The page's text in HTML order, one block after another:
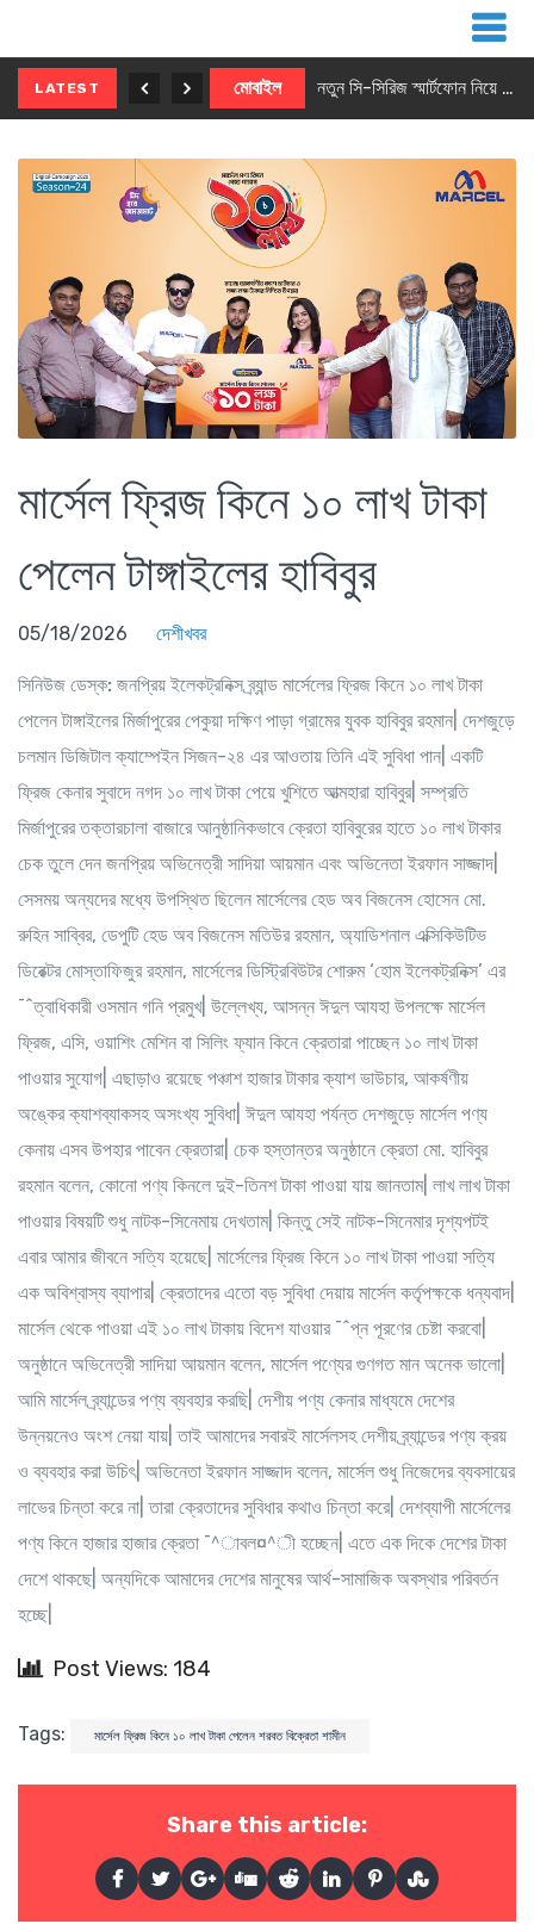
LATEST মোবাইল নতুন সি-সিরিজ স্মার্টফোন নিয়ে আসছে রিয়েলমি
মার্সেল ফ্রিজ কিনে ১০ লাখ টাকা
পেলেন টাঙ্গাইলের হাবিবুর
05/18/2026 দেশীখবর
সিনিউজ ডেস্ক: জনপ্রিয় ইলেকট্রনিক্স ব্র্যান্ড মার্সেলের ফ্রিজ কিনে ১০ লাখ টাকা
পেলেন টাঙ্গাইলের মির্জাপুরের পেকুয়া দক্ষিণ পাড়া গ্রামের যুবক হাবিবুর রহমান| দেশজুড়ে
চলমান ডিজিটাল ক্যাম্পেইন সিজন-২৪ এর আওতায় তিনি এই সুবিধা পান| একটি
ফ্রিজ কেনার সুবাদে নগদ ১০ লাখ টাকা পেয়ে খুশিতে আত্মহারা হাবিবুর| সম্প্রতি
মির্জাপুরের তক্তারচালা বাজারে আনুষ্ঠানিকভাবে ক্রেতা হাবিবুরের হাতে ১০ লাখ টাকার
চেক তুলে দেন জনপ্রিয় অভিনেত্রী সাদিয়া আয়মান এবং অভিনেতা ইরফান সাজ্জাদ|
সেসময় অন্যদের মধ্যে উপস্থিত ছিলেন মার্সেলের হেড অব বিজনেস হোসেন মো.
রুহিন সাব্বির, ডেপুটি হেড অব বিজনেস মতিউর রহমান, অ্যাডিশনাল এক্সিকিউটিভ
ডিরেক্টর মোস্তাফিজুর রহমান, মার্সেলের ডিস্ট্রিবিউটর শোরুম ‘হোম ইলেকট্রনিক্স’ এর
¯^ত্বাধিকারী ওসমান গনি প্রমুখ| উল্লেখ্য, আসন্ন ঈদুল আযহা উপলক্ষে মার্সেল
ফ্রিজ, এসি, ওয়াশিং মেশিন বা সিলিং ফ্যান কিনে ক্রেতারা পাচ্ছেন ১০ লাখ টাকা
পাওয়ার সুযোগ| এছাড়াও রয়েছে পঞ্চাশ হাজার টাকার ক্যাশ ভাউচার, আকর্ষণীয়
অঙ্কের ক্যাশব্যাকসহ অসংখ্য সুবিধা| ঈদুল আযহা পর্যন্ত দেশজুড়ে মার্সেল পণ্য
কেনায় এসব উপহার পাবেন ক্রেতারা| চেক হস্তান্তর অনুষ্ঠানে ক্রেতা মো. হাবিবুর
রহমান বলেন, কোনো পণ্য কিনলে দুই-তিনশ টাকা পাওয়া যায় জানতাম| লাখ লাখ টাকা
পাওয়ার বিষয়টি শুধু নাটক-সিনেমায় দেখতাম| কিন্তু সেই নাটক-সিনেমার দৃশ্যপটই
এবার আমার জীবনে সত্যি হয়েছে| মার্সেলের ফ্রিজ কিনে ১০ লাখ টাকা পাওয়া সত্যি
এক অবিশ্বাস্য ব্যাপার| ক্রেতাদের এতো বড় সুবিধা দেয়ায় মার্সেল কর্তৃপক্ষকে ধন্যবাদ|
মার্সেল থেকে পাওয়া এই ১০ লাখ টাকায় বিদেশ যাওয়ার ¯^প্ন পূরণের চেষ্টা করবো|
অনুষ্ঠানে অভিনেত্রী সাদিয়া আয়মান বলেন, মার্সেল পণ্যের গুণগত মান অনেক ভালো|
আমি মার্সেল ব্র্যান্ডের পণ্য ব্যবহার করছি| দেশীয় পণ্য কেনার মাধ্যমে দেশের
উন্নয়নেও অংশ নেয়া যায়| তাই আমাদের সবারই মার্সেলসহ দেশীয় ব্র্যান্ডের পণ্য ক্রয়
ও ব্যবহার করা উচিৎ| অভিনেতা ইরফান সাজ্জাদ বলেন, মার্সেল শুধু নিজেদের ব্যবসায়ের
লাভের চিন্তা করে না| তারা ক্রেতাদের সুবিধার কথাও চিন্তা করে| দেশব্যাপী মার্সেলের
পণ্য কিনে হাজার হাজার ক্রেতা ¯^াবল¤^ী হচ্ছেন| এতে এক দিকে দেশের টাকা
দেশে থাকছে| অন্যদিকে আমাদের দেশের মানুষের আর্থ-সামাজিক অবস্থার পরিবর্তন
হচ্ছে|
Post Views: 184
Tags: মার্সেল ফ্রিজ কিনে ১০ লাখ টাকা পেলেন শরবত বিক্রেতা শামীন
Share this article: